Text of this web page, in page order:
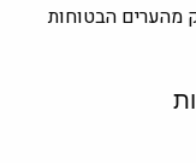
הבטוחות